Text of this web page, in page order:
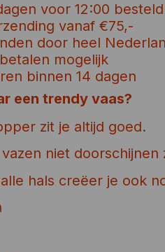
voor 12:00
vanaf €75,-
door heel
mogelijk
binnen 14 dagen
een trendy vaas?
zit je altijd goed.
niet
hals creëer je ook